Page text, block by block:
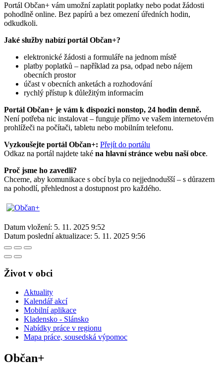
Portál Občan+ vám umožní zaplatit poplatky nebo podat žádosti
pohodlně online. Bez papírů a bez omezení úředních hodin,
odkudkoli.
Jaké služby nabízí portál Občan+?
elektronické žádosti a formuláře na jednom místě
platby poplatků – například za psa, odpad nebo nájem
obecních prostor
účast v obecních anketách a rozhodování
rychlý přístup k důležitým informacím
Portál Občan+ je vám k dispozici nonstop, 24 hodin denně.
Není potřeba nic instalovat – funguje přímo ve vašem internetovém
prohlížeči na počítači, tabletu nebo mobilním telefonu.
Vyzkoušejte portál Občan+: Přejít do portálu
Odkaz na portál najdete také na hlavní stránce webu naší obce.
Proč jsme ho zavedli?
Chceme, aby komunikace s obcí byla co nejjednodušší – s důrazem
na pohodlí, přehlednost a dostupnost pro každého.
Datum vložení: 5. 11. 2025 9:52
Datum poslední aktualizace: 5. 11. 2025 9:56
Život v obci
Aktuality
Kalendář akcí
Mobilní aplikace
Kladensko - Slánsko
Nabídky práce v regionu
Mapa práce, sousedská výpomoc
Občan+